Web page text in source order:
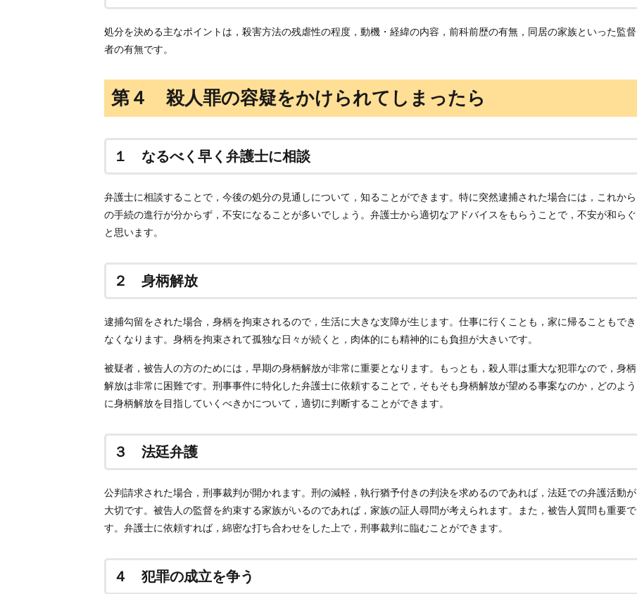
処分を決める主なポイントは，殺害方法の残虐性の程度，動機・経緯の内容，前科前歴の有無，同居の家族といった監督
者の有無です。
第４ 殺人罪の容疑をかけられてしまったら
１ なるべく早く弁護士に相談
弁護士に相談することで，今後の処分の見通しについて，知ることができます。特に突然逮捕された場合には，これから
の手続の進行が分からず，不安になることが多いでしょう。弁護士から適切なアドバイスをもらうことで，不安が和らぐ
と思います。
２ 身柄解放
逮捕勾留をされた場合，身柄を拘束されるので，生活に大きな支障が生じます。仕事に行くことも，家に帰ることもでき
なくなります。身柄を拘束されて孤独な日々が続くと，肉体的にも精神的にも負担が大きいです。
被疑者，被告人の方のためには，早期の身柄解放が非常に重要となります。もっとも，殺人罪は重大な犯罪なので，身柄
解放は非常に困難です。刑事事件に特化した弁護士に依頼することで，そもそも身柄解放が望める事案なのか，どのよう
に身柄解放を目指していくべきかについて，適切に判断することができます。
３ 法廷弁護
公判請求された場合，刑事裁判が開かれます。刑の減軽，執行猶予付きの判決を求めるのであれば，法廷での弁護活動が
大切です。被告人の監督を約束する家族がいるのであれば，家族の証人尋問が考えられます。また，被告人質問も重要で
す。弁護士に依頼すれば，綿密な打ち合わせをした上で，刑事裁判に臨むことができます。
４ 犯罪の成立を争う